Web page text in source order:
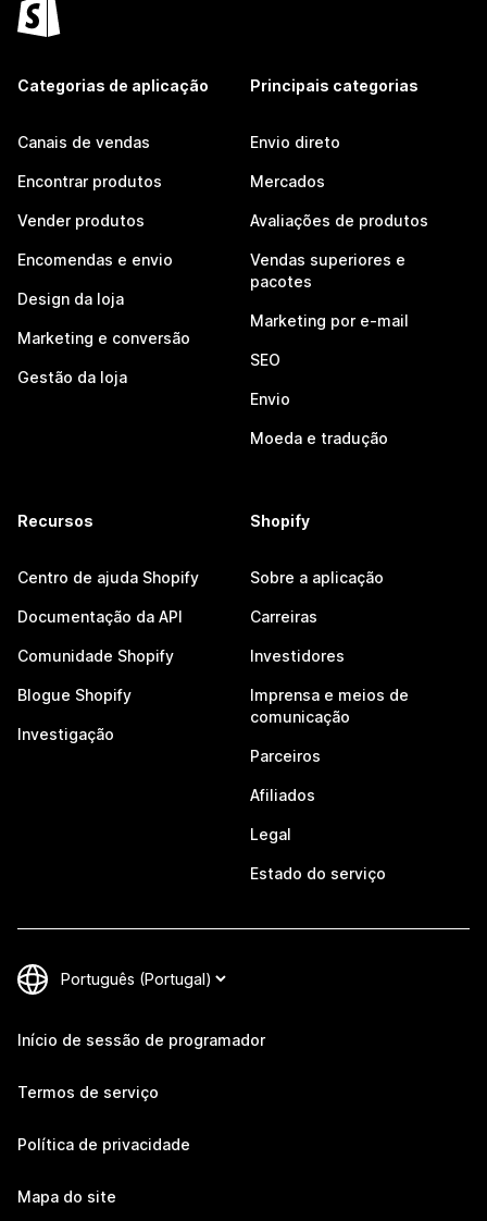
Categorias de aplicação
Canais de vendas
Encontrar produtos
Vender produtos
Encomendas e envio
Design da loja
Marketing e conversão
Gestão da loja
Principais categorias
Envio direto
Mercados
Avaliações de produtos
Vendas superiores e
pacotes
Marketing por e-mail
SEO
Envio
Moeda e tradução
Recursos
Centro de ajuda Shopify
Documentação da API
Comunidade Shopify
Blogue Shopify
Investigação
Shopify
Sobre a aplicação
Carreiras
Investidores
Imprensa e meios de
comunicação
Parceiros
Afiliados
Legal
Estado do serviço
Início de sessão de programador
Termos de serviço
Política de privacidade
Mapa do site